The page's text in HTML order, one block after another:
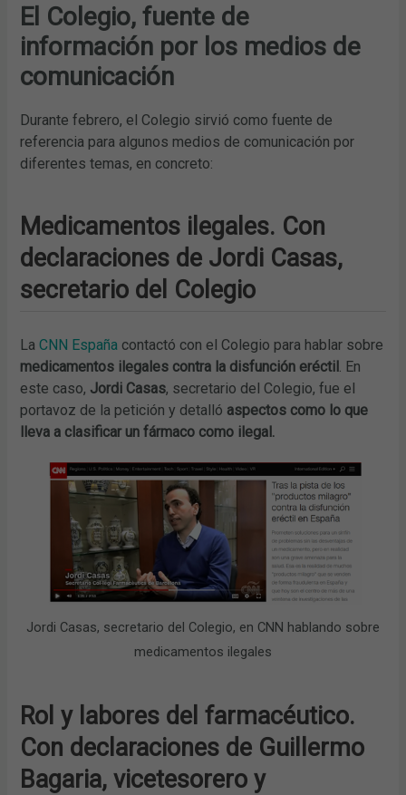
El Colegio, fuente de
información por los medios de
comunicación
Durante febrero, el Colegio sirvió como fuente de
referencia para algunos medios de comunicación por
diferentes temas, en concreto:
Medicamentos ilegales. Con
declaraciones de Jordi Casas,
secretario del Colegio
LaCNN España contactó con el Colegio para hablar sobre
medicamentos ilegales contra la disfunción eréctil . En
este caso, Jordi Casas, secretario del Colegio, fue el
portavoz de la petición y detalló aspectos como lo que
lleva a clasificar un fármaco como ilegal.
Jordi Casas, secretario del Colegio, en CNN hablando sobre
medicamentos ilegales
Rol y labores del farmacéutico.
Con declaraciones de Guillermo
Bagaria, vicetesorero y